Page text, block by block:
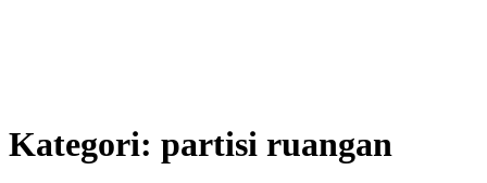
Kategori: partisi ruangan